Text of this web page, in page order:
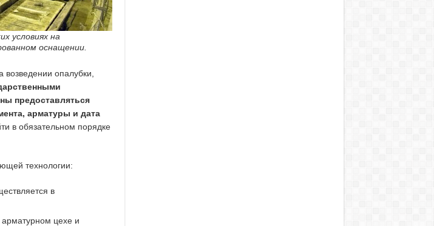
условиях на
оснащении.
возведении опалубки,
предоставляться
арматуры и дата
в обязательном порядке
технологии:
в
арматурном цехе и